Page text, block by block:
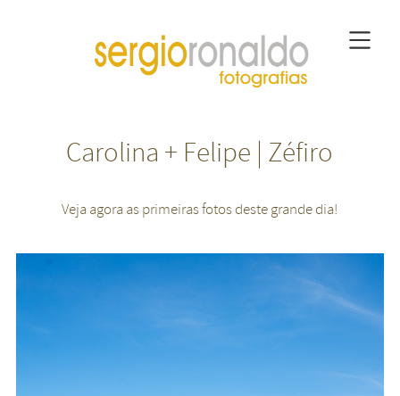
Carolina + Felipe | Zéfiro
Veja agora as primeiras fotos deste grande dia!